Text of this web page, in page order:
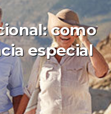
como
especial